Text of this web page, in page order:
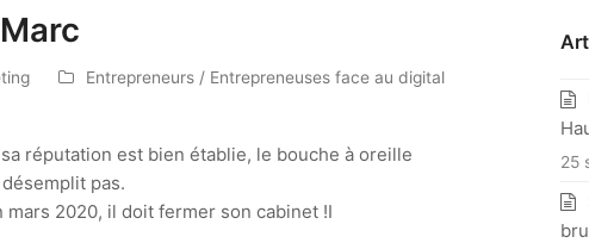
Entrepreneurs / Entrepreneuses face au digital
réputation est bien établie, le bouche à oreille
pas.
2020, il doit fermer son cabinet !I
25